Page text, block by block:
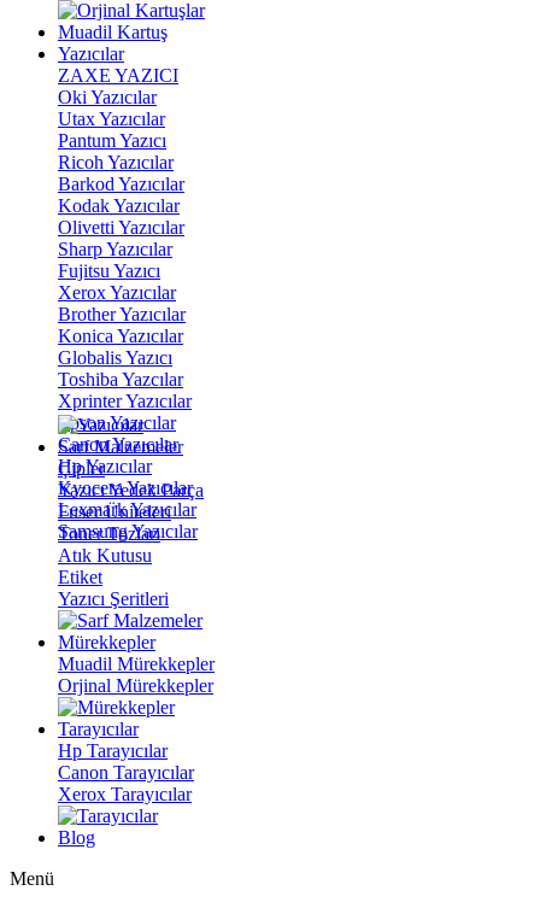
Muadil Kartuş
Yazıcılar
ZAXE YAZICI
Oki Yazıcılar
Utax Yazıcılar
Pantum Yazıcı
Ricoh Yazıcılar
Barkod Yazıcılar
Kodak Yazıcılar
Olivetti Yazıcılar
Sharp Yazıcılar
Fujitsu Yazıcı
Xerox Yazıcılar
Brother Yazıcılar
Konica Yazıcılar
Globalis Yazıcı
Toshiba Yazcılar
Xprinter Yazıcılar
Epson Yazıcılar
Canon Yazıcılar
Hp Yazıcılar
Kyocera Yazıcılar
Lexmark Yazıcılar
Samsung Yazıcılar
Sarf Malzemeler
Çipler
Yazıcı Yedek Parça
Fuser Üniteleri
Toner Tozları
Atık Kutusu
Etiket
Yazıcı Şeritleri
Mürekkepler
Muadil Mürekkepler
Orjinal Mürekkepler
Tarayıcılar
Hp Tarayıcılar
Canon Tarayıcılar
Xerox Tarayıcılar
Blog
Menü